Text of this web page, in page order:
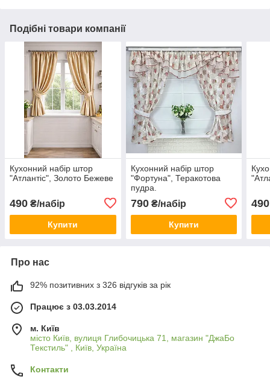
Подібні товари компанії
Кухонний набір штор
"Атлантіс", Золото Бежеве
490 ₴/набір
Купити
Кухонний набір штор
"Фортуна", Теракотова
пудра.
790₴/набір
Купити
490
Про нас
92% позитивних з 326 відгуків за рік
Працює з 03.03.2014
м. Київ
місто Київ, вулиця Глибочицька 71, магазин "ДжаБо
Текстиль" , Київ, Україна
Контакти